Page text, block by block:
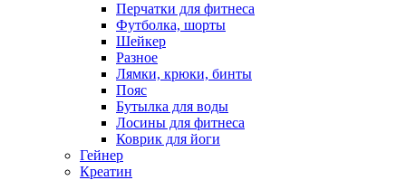
Перчатки для фитнеса
Футболка, шорты
Шейкер
Разное
Лямки, крюки, бинты
Пояс
Бутылка для воды
Лосины для фитнеса
Коврик для йоги
Гейнер
Креатин